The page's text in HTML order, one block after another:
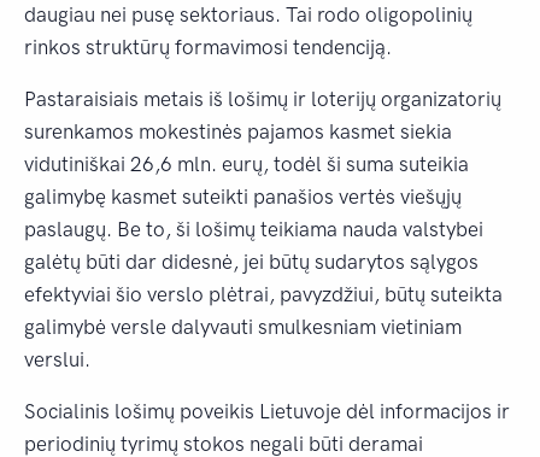
daugiau nei pusę sektoriaus. Tai rodo oligopolinių
rinkos struktūrų formavimosi tendenciją.
Pastaraisiais metais iš lošimų ir loterijų organizatorių
surenkamos mokestinės pajamos kasmet siekia
vidutiniškai 26,6 mln. eurų, todėl ši suma suteikia
galimybę kasmet suteikti panašios vertės viešųjų
paslaugų. Be to, ši lošimų teikiama nauda valstybei
galėtų būti dar didesnė, jei būtų sudarytos sąlygos
efektyviai šio verslo plėtrai, pavyzdžiui, būtų suteikta
galimybė versle dalyvauti smulkesniam vietiniam
verslui.
Socialinis lošimų poveikis Lietuvoje dėl informacijos ir
periodinių tyrimų stokos negali būti deramai